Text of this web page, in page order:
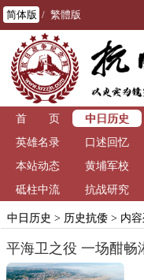
简体版 / 繁體版
首 页 中日历史
英雄名录
口述回忆
本站动态
黄埔军校
砥柱中流
抗战研究
中日历史 > 历史抗倭> 内容
平海卫之役 一场酣畅